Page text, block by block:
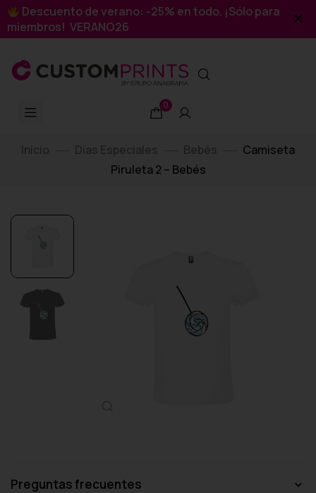
Descuento de verano: -25% en todo. ¡Sólo para
miembros! VERANO26
0
Inicio Dias Especiales Bebés
Camiseta
Piruleta 2 – Bebés
Preguntas frecuentes